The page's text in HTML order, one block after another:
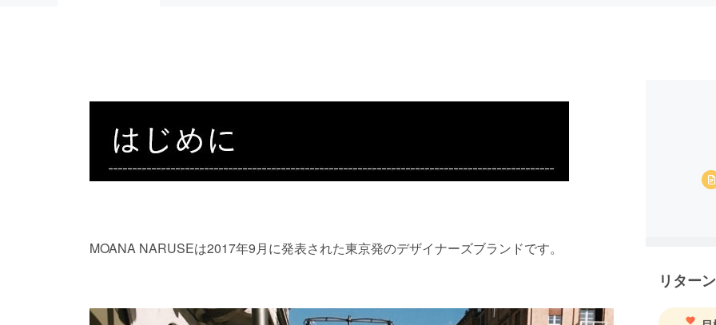
MOANA NARUSEは2017年9月に発表された東京発のデザイナーズブランドです。
リター